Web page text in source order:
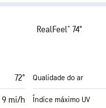
AccuLumen
Cobertura de nuvens
RealFeel® 74°
72°
9 mi/h
Qualidade do ar
Índice máximo UV